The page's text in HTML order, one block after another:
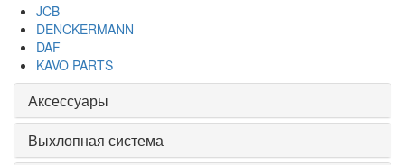
JCB
DENCKERMANN
DAF
KAVO PARTS
Аксессуары
Выхлопная система